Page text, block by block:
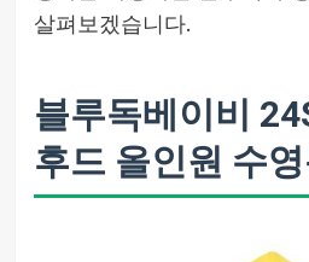
살펴보겠습니다.
블루독베이비
후드 올인원 수